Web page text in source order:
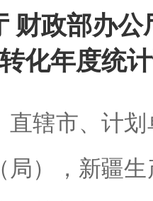
财政部办公
化年度统
直辖市、计
局），新疆